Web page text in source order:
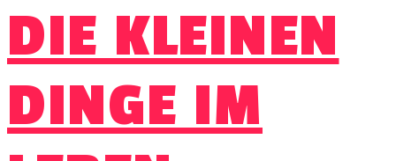
DIE KLEINEN
DINGE IM